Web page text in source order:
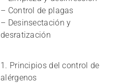
– Control de plagas
– Desinsectación y
desratización
1. Principios del control de
alérgenos